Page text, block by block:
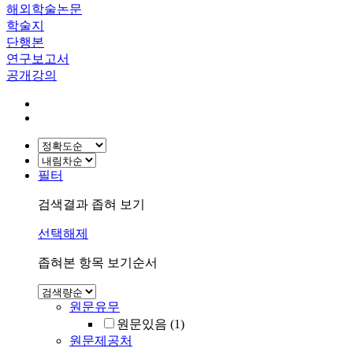
해외학술논문
학술지
단행본
연구보고서
공개강의
필터
검색결과 좁혀 보기
선택해제
좁혀본 항목 보기순서
원문유무
원문있음 (1)
원문제공처